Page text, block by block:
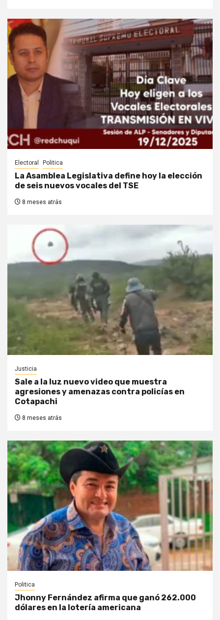
Electoral Politica
La Asamblea Legislativa define hoy la elección
de seis nuevos vocales del TSE
8 meses atrás
Justicia
Sale a la luz nuevo video que muestra
agresiones y amenazas contra policías en
Cotapachi
8 meses atrás
Politica
Jhonny Fernández afirma que ganó 262.000
dólares en la lotería americana